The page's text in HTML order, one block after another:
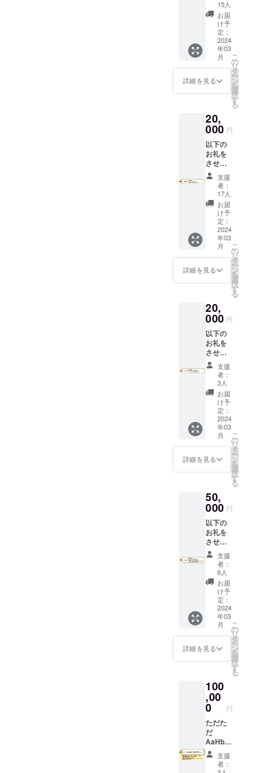
ター、
クル
ミ、
レーズ
ン、膨
張剤、
シナモ
ロー
ブ、ナ
チーズ
ケーキ
クリー
ムチー
ズ
（オー
ストラ
リア
産）、
りんご
濃縮果
汁、米
粉、サ
ワーク
リー
アーモ
ンド、
麻油、
卵、レ
モン、
塩 【保
存方
法】 賞
味期
限：製
造日か
ら冷凍
で2ヶ月
（※具体
的な日
付は商
品に明
記）、
解凍後
は3日以
内
※参加
出来な
い方へ
は、カ
フェの
フード
とドリ
ケット
を送付
材料】
■キャ
ロット
ケーキ
人参、
りんご
濃縮果
汁、米
粉、太
白胡麻
油、ク
リーム
チー
ズ、
卵、
ンド、
バ
ミ、
レーズ
ン、膨
張剤、
シナモ
ン、ク
ロー
ブ、ナ
ツメグ
■NY
チーズ
ケーキ
クリー
ムチー
ズ
ストラ
リア
りんご
濃縮果
汁、米
粉、サ
ワーク
リー
ム、
アーモ
ンド、
太白胡
麻油、
卵、レ
モン、
存方
法】 賞
味期
限：製
造日か
で2ヶ月
（※具体
的な日
付は商
品に明
記）、
解凍後
は3日以
内
・カ
フェの
プレ
オープ
ンへご
招待（2
名）
※日程は
1~2月を
連絡
※ケーキ
とドリ
ンクを1
点ずつ
提供さ
せて頂
きます
※参加
出来な
い方へ
は、カ
フェの
フード
とドリ
ケット
を送付
材料】
■キャ
ロット
ケーキ
人参、
りんご
濃縮果
汁、米
粉、太
白胡麻
油、ク
リーム
チー
ズ、
卵、
ンド、
バ
ミ、
レーズ
ン、膨
張剤、
シナモ
ン、ク
ロー
ブ、ナ
ツメグ
■NY
チーズ
ケーキ
クリー
ムチー
ズ
ストラ
リア
りんご
濃縮果
汁、米
粉、サ
ワーク
リー
ム、
アーモ
ンド、
太白胡
品表示
はお届
け商品
のラベ
ルに表
記され
ます。
商品開
封前に
ターン
に貼付
された
ラベル
や注意
書きを
ご確認
くださ
い。 ・
AaHbit
新店舗
でのド
リンク
チケッ
ト5枚
※有効
期限：
料】 ■
キャ
ロット
ケーキ
人参、
りんご
濃縮果
汁、米
粉、太
白胡麻
油、ク
リーム
チー
ズ、
卵、
ンド、
バ
ミ、
レーズ
ン、膨
張剤、
シナモ
ン、ク
ロー
ブ、ナ
ツメグ
■NY
チーズ
ケーキ
クリー
ムチー
ストラ
リア
濃縮果
汁、米
粉、サ
ワーク
リー
ム、
アーモ
ンド、
太白胡
グラッ
トン教
授から
学んだ
「自分
の人生
100年戦
略」を
策定す
るワー
ク
プです
（過去
のワー
ク
ショッ
プご案
内はこ
ちら
→https:
//mosh.j
p/servi
ces/844
11）
※日程：
2024年
2～5月
を予定
絡）
※場所：
鎌倉で
のリア
ル開催
とオン
ライン
での開
催 ※
リアル
参加の
方は交
通費を
自己負
担頂く
旨、ご
了承く
15人
お届
け予
定：
2024
年03
月
詳細を見る
こ
の
リ
タ
ー
ン
を
選
択
す
る
20,
000 円
以下の
お礼を
させて
いただ
きます
・お礼
のお手
紙送付
AaHbit
で一番
人気の
ある
キャ
ロット
ケーキ
チーズ
ケーキ
の詰め
合わせ
・人気
のケー
キ5種食
べ比べ
セット
（チョ
コレー
トチー
ズケー
キ・ブ
ルーベ
リーコ
コナツ
ルゴル
ゴン
ゾーラ
チーズ
ケー
キ・抹
茶チー
ズケー
キ・ス
イート
ポテト
アーモ
ンドタ
ルト）
※原材料
及び添
加物等
商品の
ラベル
に表記
されま
す。 商
品開封
前には
必ずお
届けの
支援
者：
17人
お届
け予
定：
2024
年03
月
詳細を見る
こ
の
リ
タ
ー
ン
を
選
択
す
る
20,
000 円
以下の
お礼を
させて
いただ
きます
・お礼
のお手
紙送付
AaHbit
で一番
人気の
ある
キャ
ロット
ケーキ
チーズ
ケーキ
の詰め
合わせ
・クラ
ウド
ファン
ディン
グ限定
ケーキ
※ホー
ルケー
キの送
付とな
ります
※原材
料及び
はお届
け商品
のラベ
ルに表
記され
ます。
商品開
封前に
は必ず
支援
者：
3人
お届
け予
定：
2024
年03
月
詳細を見る
こ
の
リ
タ
ー
ン
を
選
択
す
る
50,
000 円
以下の
お礼を
させて
いただ
きます
・お礼
のお手
紙送付
AaHbit
で一番
人気の
ある
キャ
ロット
ケーキ
チーズ
ケーキ
の詰め
合わせ
・
AaHbit
マンス
リーケ
キ定期
便
支援
者：
6人
お届
け予
定：
2024
年03
月
詳細を見る
こ
の
リ
タ
ー
ン
を
選
択
す
る
100
,00
0 円
ただた
だ
AaHbit
を応援
してく
ださる
支援
者：